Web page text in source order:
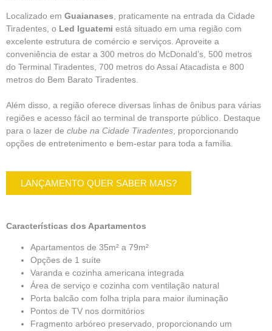
Localizado em Guaianases, praticamente na entrada da Cidade
Tiradentes, o Led Iguatemi está situado em uma região com
excelente estrutura de comércio e serviços. Aproveite a
conveniência de estar a 300 metros do McDonald’s, 500 metros
do Terminal Tiradentes, 700 metros do Assaí Atacadista e 800
metros do Bem Barato Tiradentes.
Além disso, a região oferece diversas linhas de ônibus para várias
regiões e acesso fácil ao terminal de transporte público. Destaque
para o lazer de clube na Cidade Tiradentes, proporcionando
opções de entretenimento e bem-estar para toda a família.
LANÇAMENTO QUER SABER MAIS?
Características dos Apartamentos
Apartamentos de 35m² a 79m²
Opções de 1 suíte
Varanda e cozinha americana integrada
Área de serviço e cozinha com ventilação natural
Porta balcão com folha tripla para maior iluminação
Pontos de TV nos dormitórios
Fragmento arbóreo preservado, proporcionando um